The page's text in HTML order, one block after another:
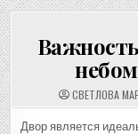
СВЕТЛОВА
Двор является